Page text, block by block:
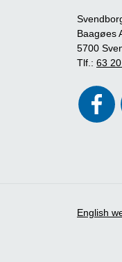
Baagøes
5700
Tlf.: 63
English